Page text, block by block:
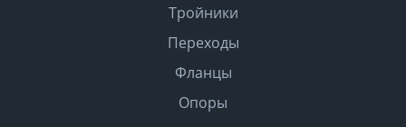
Тройники
Переходы
Фланцы
Опоры